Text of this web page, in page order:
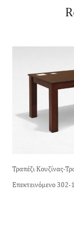
Τραπέζι Κουζίνας-
Επεκτεινόμενο 302-